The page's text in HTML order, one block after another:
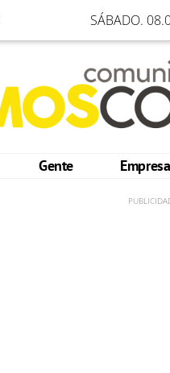
SÁBADO.
Gente Empresa